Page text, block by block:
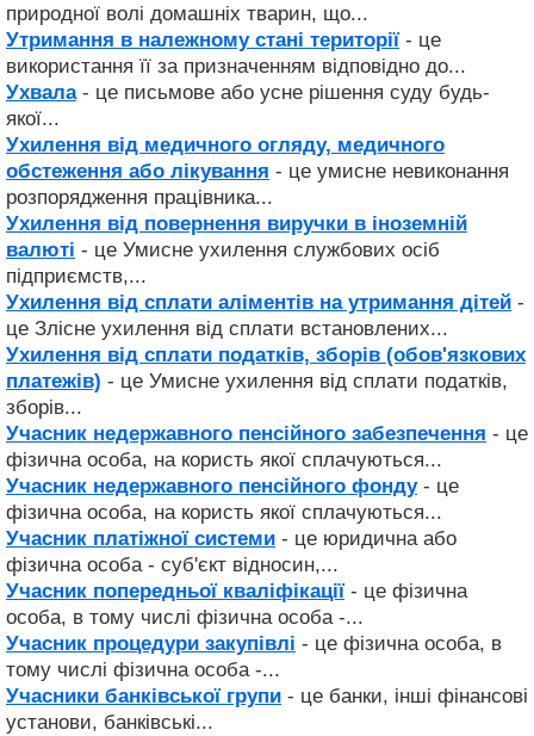
природної волі домашніх тварин, що...
Утримання в належному стані території - це
використання її за призначенням відповідно до...
Ухвала- це письмове або усне рішення суду будь-
якої...
Ухилення від медичного огляду, медичного
обстеження або лікування - це умисне невиконання
розпорядження працівника...
Ухилення від повернення виручки в іноземній
валюті - це Умисне ухилення службових осіб
підприємств,...
Ухилення від сплати аліментів на утримання дітей -
це Злісне ухилення від сплати встановлених...
Ухилення від сплати податків, зборів (обов'язкових
платежів) - це Умисне ухилення від сплати податків,
зборів...
Учасник недержавного пенсійного забезпечення - це
фізична особа, на користь якої сплачуються...
Учасник недержавного пенсійного фонду- це
фізична особа, на користь якої сплачуються...
Учасник платіжної системи - це юридична або
фізична особа - суб'єкт відносин,...
Учасник попередньої кваліфікації - це фізична
особа, в тому числі фізична особа -...
Учасник процедури закупівлі - це фізична особа, в
тому числі фізична особа -...
Учасники банківської групи - це банки, інші фінансові
установи, банківські...